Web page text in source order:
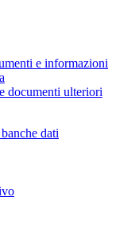
e informazioni
documenti ulteriori
dati